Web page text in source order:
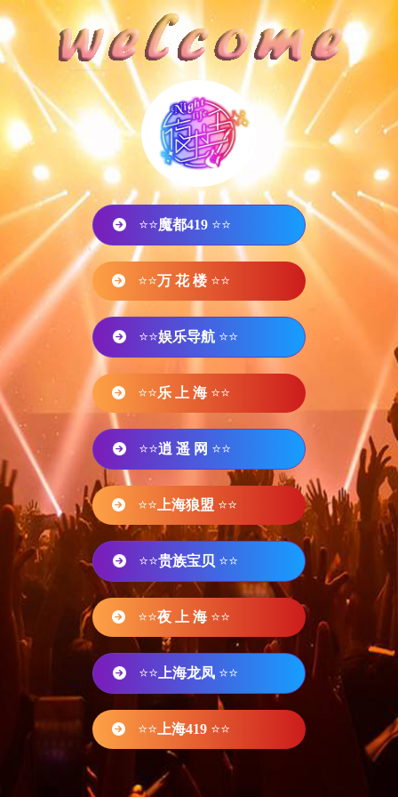
⭐⭐魔都419 ⭐⭐
⭐⭐万 花 楼 ⭐⭐
⭐⭐娱乐导航 ⭐⭐
⭐⭐乐 上 海 ⭐⭐
⭐⭐逍 遥 网 ⭐⭐
⭐⭐ 上海狼盟 ⭐⭐
⭐⭐贵族宝贝 ⭐⭐
⭐⭐夜 上 海 ⭐⭐
⭐⭐ 上海龙凤 ⭐⭐
⭐⭐ 上海419 ⭐⭐